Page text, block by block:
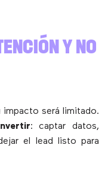
Y NO
será limitado.
: captar datos,
el lead listo para